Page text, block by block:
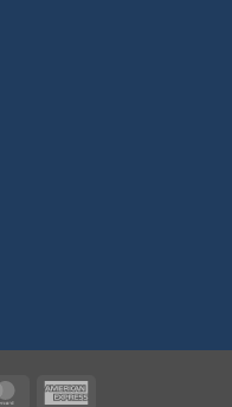
MasterCard